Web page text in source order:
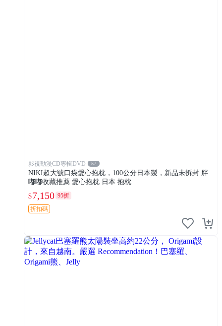
影視動漫CD專輯DVD 57
NIKI超大號口袋愛心抱枕，100公分日本製，新品未拆封 胖
嘟嘟收藏推薦 愛心抱枕 日本 抱枕
$7,150 95折
折扣碼